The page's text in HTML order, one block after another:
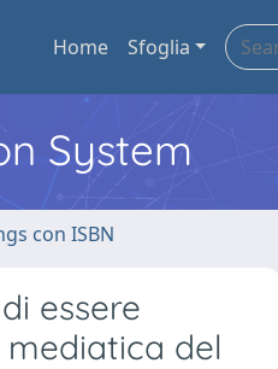
Home Sfoglia
System
con ISBN
essere
mediatica del